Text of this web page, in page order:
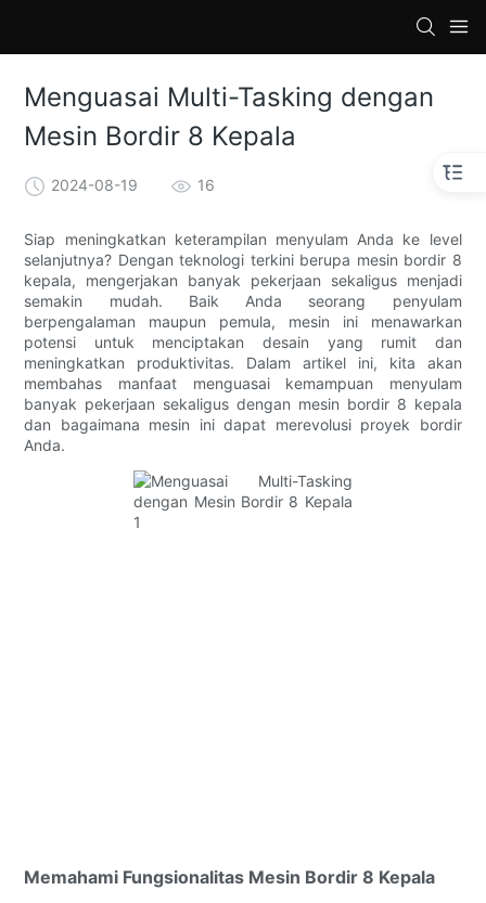
Menguasai Multi-Tasking dengan
Mesin Bordir 8 Kepala
2024-08-19 16
Siap meningkatkan keterampilan menyulam Anda ke level
selanjutnya? Dengan teknologi terkini berupa mesin bordir 8
kepala, mengerjakan banyak pekerjaan sekaligus menjadi
semakin mudah. ​​Baik Anda seorang penyulam
berpengalaman maupun pemula, mesin ini menawarkan
potensi untuk menciptakan desain yang rumit dan
meningkatkan produktivitas. Dalam artikel ini, kita akan
membahas manfaat menguasai kemampuan menyulam
banyak pekerjaan sekaligus dengan mesin bordir 8 kepala
dan bagaimana mesin ini dapat merevolusi proyek bordir
Anda.
Memahami Fungsionalitas Mesin Bordir 8 Kepala